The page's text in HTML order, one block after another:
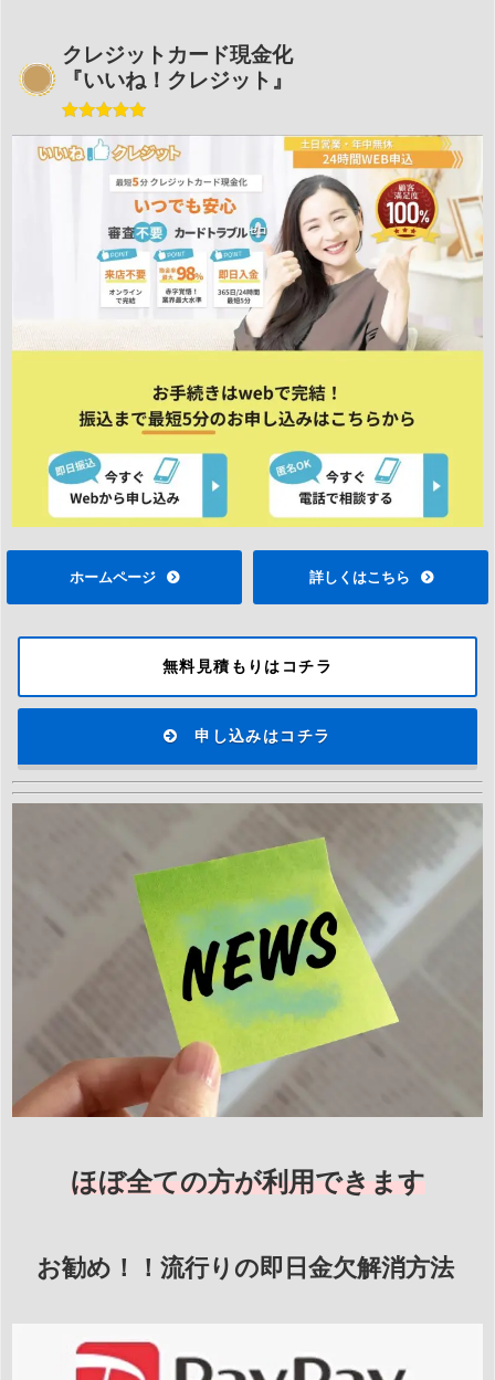
クレジットカード現金化
『いいね！クレジット』
ホームページ 詳しくはこちら
無料見積もりはコチラ
申し込みはコチラ
ほぼ全ての方が利用できます
お勧め！！流行りの即日金欠解消方法